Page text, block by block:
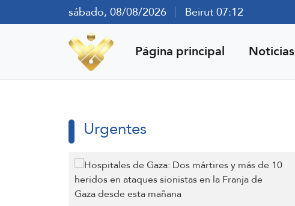
sábado, 08/08/2026 Beirut 07:12
Página principal Noticias
Urgentes